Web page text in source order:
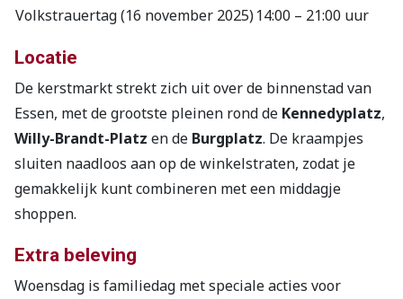
Volkstrauertag (16 november 2025)14:00 – 21:00 uur
Locatie
De kerstmarkt strekt zich uit over de binnenstad van
Essen, met de grootste pleinen rond de Kennedyplatz,
Willy-Brandt-Platz en de Burgplatz. De kraampjes
sluiten naadloos aan op de winkelstraten, zodat je
gemakkelijk kunt combineren met een middagje
shoppen.
Extra beleving
Woensdag is familiedag met speciale acties voor